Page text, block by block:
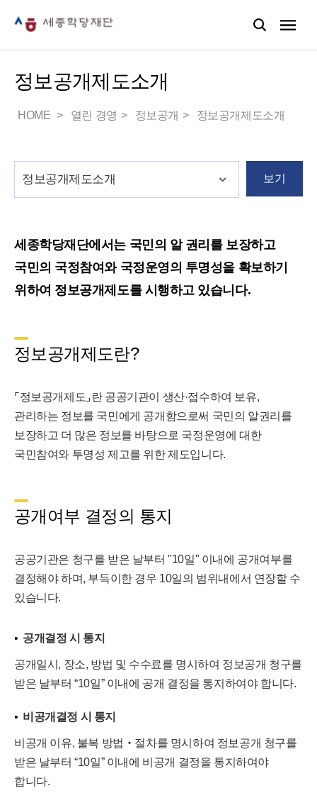
정보공개제도소개
HOME 열린 경영 정보공개 정보공개제도소개
보기
세종학당재단에서는 국민의 알 권리를 보장하고
국민의 국정참여와 국정운영의 투명성을 확보하기
위하여 정보공개제도를 시행하고 있습니다.
정보공개제도란?
⌜정보공개제도⌟란 공공기관이 생산·접수하여 보유,
관리하는 정보를 국민에게 공개함으로써 국민의 알권리를
보장하고 더 많은 정보를 바탕으로 국정운영에 대한
국민참여와 투명성 제고를 위한 제도입니다.
공개여부 결정의 통지
공공기관은 청구를 받은 날부터 "10일" 이내에 공개여부를
결정해야 하며, 부득이한 경우 10일의 범위내에서 연장할 수
있습니다.
공개결정 시 통지
공개일시, 장소, 방법 및 수수료를 명시하여 정보공개 청구를
받은 날부터 “10일” 이내에 공개 결정을 통지하여야 합니다.
비공개결정 시 통지
비공개 이유, 불복 방법‧절차를 명시하여 정보공개 청구를
받은 날부터 “10일” 이내에 비공개 결정을 통지하여야
합니다.